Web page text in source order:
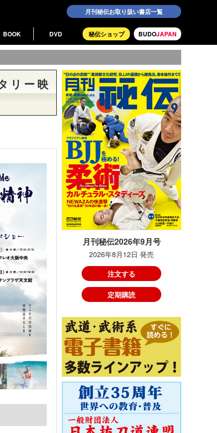
月刊秘伝お取り扱い書店一覧
BUDOJAPAN
秘伝ショップ
BOOK DVD
リー映
月刊秘伝2026年9月号
2026年8月12日 発売
注文する
定期購読